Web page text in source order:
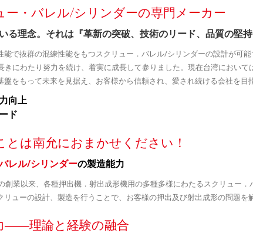
ー・バレル/シリンダーの専門メーカー
る理念。それは『革新の突破、技術のリード、品質の堅持
で抜群の混練性能をもつスクリュー．バレル/シリンダーの設計が可能
きにわたり努力を続け、着実に成長して参りました。現在台湾におい
をもって未来を見据え、お客様から信頼され、愛され続ける会社を目
向上
ド
とは南允におまかせください！
レル/シリンダーの製造能力
創業以来、各種押出機．射出成形機用の多種多様にわたるスクリュー
ューの設計、製造を行うことで、お客様の押出及び射出成形の問題を
――理論と経験の融合